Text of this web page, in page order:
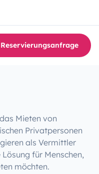
Reservierungsanfrage
Mieten von
Privatpersonen
als Vermittler
für Menschen,
möchten.